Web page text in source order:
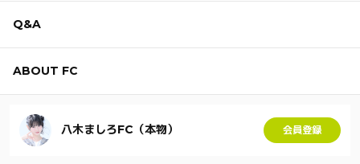
Q&A
ABOUT FC
八木ましろFC（本物） 会員登録